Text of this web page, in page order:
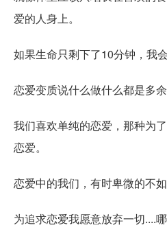
爱的人身上。
如果生命只剩下了10分钟，我
恋爱变质说什么做什么都是多余
我们喜欢单纯的恋爱，那种为
恋爱。
恋爱中的我们，有时卑微的不如
为追求恋爱我愿意放弃一切....哪